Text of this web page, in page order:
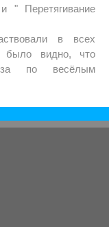
" Перетягивание
в всех
было видно, что
по весёлым